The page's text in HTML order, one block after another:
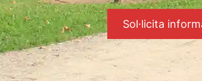
Sol·licita